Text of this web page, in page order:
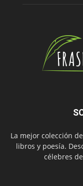
La mejor colección
libros y poesía.
célebres